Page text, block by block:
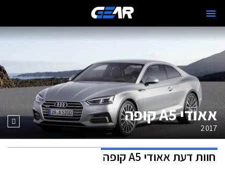
אאודי A5 קופה
2017
חוות דעתאאודי A5 קופה